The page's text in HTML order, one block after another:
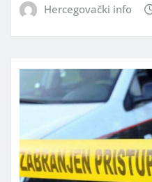
Hercegovački info